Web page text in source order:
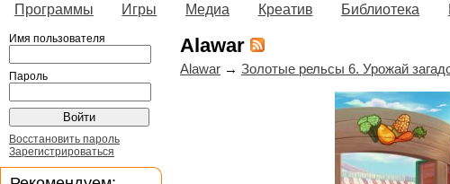
Программы Игры Медиа Креатив Библиотека
Alawar
Alawar → Золотые рельсы 6. Урожай
Имя пользователя
Пароль
Восстановить пароль
Зарегистрироваться